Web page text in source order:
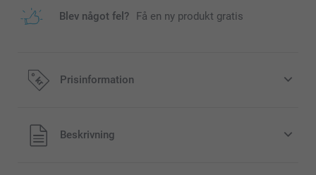
Blev något fel? Få en ny produkt gratis
Prisinformation
Alla priser är i svenska kronor (SEK), inklusive moms och
exklusive porto.
Beskrivning